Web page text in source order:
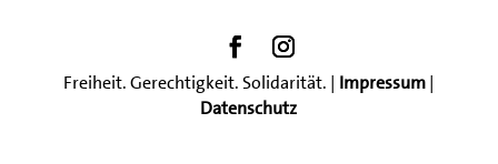
Freiheit. Gerechtigkeit. Solidarität. | Impressum|
Datenschutz